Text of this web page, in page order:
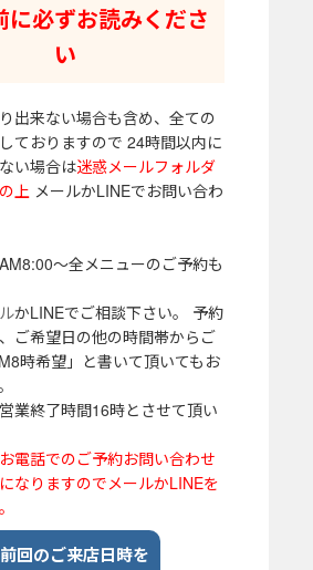
に必ずお読みくださ
い
出来ない場合も含め、全ての
ておりますので 24時間以内に
い場合は迷惑メールフォルダ
上 メールかLINEでお問い合わ
～全メニューのご予約も
かLINEでご相談下さい。 予約
ご希望日の他の時間帯からご
時希望」と書いて頂いてもお
業終了時間16時とさせて頂い
電話でのご予約お問い合わせ
なりますのでメールかLINEを
回のご来店日時を